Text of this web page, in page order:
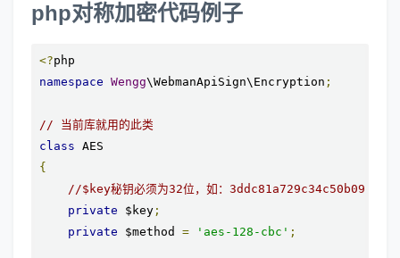
php对称加密代码例子
<?
namespace Wengg\WebmanApiSign\Encryption ;
// 当前库就用的此类
class
{
//$key秘钥必须为32位，如：
private $key ;
private $method = 'aes-128-cbc' ;